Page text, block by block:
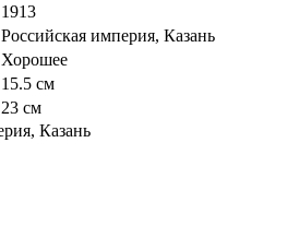
1913
Российская империя, Казань
Хорошее
15.5 см
23 см
Казань